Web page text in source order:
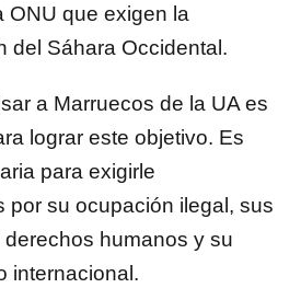
ONU que exigen la
del Sáhara Occidental.
a Marruecos de la UA es
lograr este objetivo. Es
para exigirle
por su ocupación ilegal, sus
humanos y su
internacional.